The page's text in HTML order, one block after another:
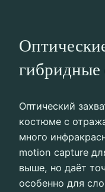
гибридные
Оптический
костюме с
много
motion capture
выше, но даёт
особенно для